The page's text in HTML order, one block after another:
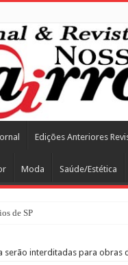
Edições Anteriores
Moda Saúde/Estética
de SP
serão interditadas para obras